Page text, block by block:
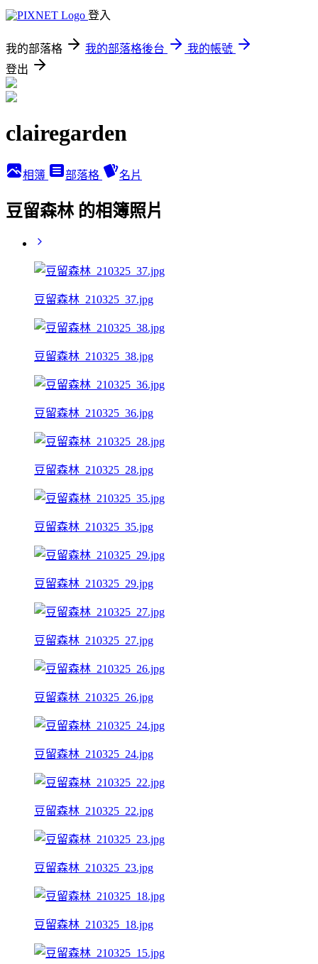
登入
我的部落格 我的部落格後台
我的帳號
登出
clairegarden
相簿 部落格 名片
豆留森林 的相簿照片
豆留森林_210325_37.jpg
豆留森林_210325_38.jpg
豆留森林_210325_36.jpg
豆留森林_210325_28.jpg
豆留森林_210325_35.jpg
豆留森林_210325_29.jpg
豆留森林_210325_27.jpg
豆留森林_210325_26.jpg
豆留森林_210325_24.jpg
豆留森林_210325_22.jpg
豆留森林_210325_23.jpg
豆留森林_210325_18.jpg